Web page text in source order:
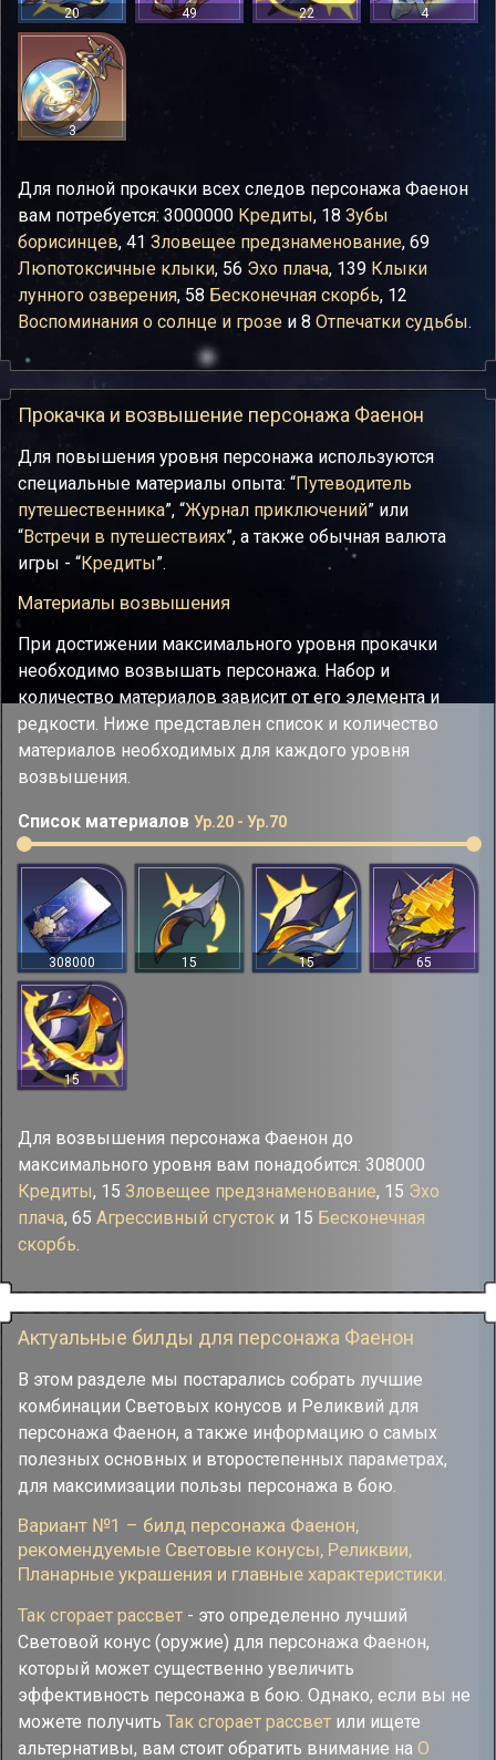
20 49 22 4
3
Для полной прокачки всех следов персонажа Фаенон
вам потребуется: 3000000 Кредиты, 18 Зубы
борисинцев, 41 Зловещее предзнаменование, 69
Люпотоксичные клыки, 56 Эхо плача, 139 Клыки
лунного озверения, 58 Бесконечная скорбь, 12
Воспоминания о солнце и грозе и 8 Отпечатки судьбы.
Прокачка и возвышение персонажа Фаенон
Для повышения уровня персонажа используются
специальные материалы опыта: “Путеводитель
путешественника”, “Журнал приключений” или
“Встречи в путешествиях”, а также обычная валюта
игры - “Кредиты”.
Материалы возвышения
При достижении максимального уровня прокачки
необходимо возвышать персонажа. Набор и
количество материалов зависит от его элемента и
редкости. Ниже представлен список и количество
материалов необходимых для каждого уровня
возвышения.
Список материалов Ур.20 - Ур.70
308000 15 15 65
15
Для возвышения персонажа Фаенон до
максимального уровня вам понадобится: 308000
Кредиты, 15 Зловещее предзнаменование, 15 Эхо
плача, 65 Агрессивный сгусток и 15 Бесконечная
скорбь.
Актуальные билды для персонажа Фаенон
В этом разделе мы постарались собрать лучшие
комбинации Световых конусов и Реликвий для
персонажа Фаенон, а также информацию о самых
полезных основных и второстепенных параметрах,
для максимизации пользы персонажа в бою.
Вариант №1 – билд персонажа Фаенон,
рекомендуемые Cветовые конусы, Реликвии,
Планарные украшения и главные характеристики.
Так сгорает рассвет - это определенно лучший
Световой конус (оружие) для персонажа Фаенон,
который может существенно увеличить
эффективность персонажа в бою. Однако, если вы не
можете получить Так сгорает рассвет или ищете
альтернативы, вам стоит обратить внимание на О